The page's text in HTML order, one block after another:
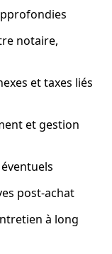
notaire,
et taxes liés
et gestion
post-achat
à long